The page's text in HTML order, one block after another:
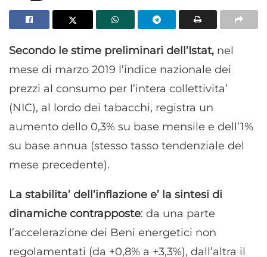
Secondo le stime preliminari dell’Istat, nel
mese di marzo 2019 l’indice nazionale dei
prezzi al consumo per l’intera collettivita’
(NIC), al lordo dei tabacchi, registra un
aumento dello 0,3% su base mensile e dell’1%
su base annua (stesso tasso tendenziale del
mese precedente).
La stabilita’ dell’inflazione e’ la sintesi di
dinamiche contrapposte: da una parte
l’accelerazione dei Beni energetici non
regolamentati (da +0,8% a +3,3%), dall’altra il